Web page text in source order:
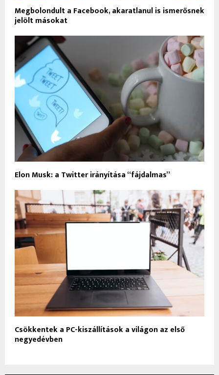
Megbolondult a Facebook, akaratlanul is ismerősnek
jelölt másokat
Elon Musk: a Twitter irányítása “fájdalmas”
Csökkentek a PC-kiszállítások a világon az első
negyedévben